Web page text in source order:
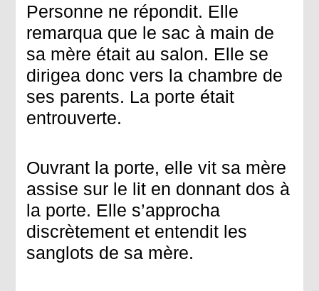
Personne ne répondit. Elle
remarqua que le sac à main de
sa mère était au salon. Elle se
dirigea donc vers la chambre de
ses parents. La porte était
entrouverte.
Ouvrant la porte, elle vit sa mère
assise sur le lit en donnant dos à
la porte. Elle s’approcha
discrètement et entendit les
sanglots de sa mère.